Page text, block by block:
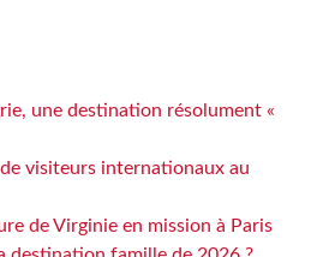
une destination résolument «
visiteurs internationaux au
de Virginie en mission à Paris